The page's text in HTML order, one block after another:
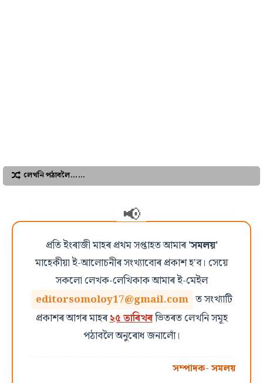
লেখনি পঠাবলৈ……
প্ৰতি ইংৰাজী মাহৰ প্ৰথম সপ্তাহত আমাৰ'সমলয়'
মাহেকীয়া ই-আলোচনীৰ সংখ্যাবোৰ প্ৰকাশ হ'ব। সেয়ে
সকলো লেখক-লেখিকাক আমাৰ ই-মেইল
editorsomoloy17@gmail.com ত সংখ্যাটি
প্ৰকাশৰ আগৰ মাহৰ২৫ তাৰিখৰভিতৰত লেখনি সমূহ
পঠাবলৈ অনুৰোধ জনালোঁ।
সম্পাদক- সমলয়